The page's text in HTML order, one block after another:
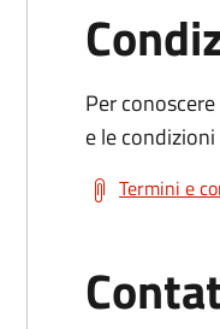
Per
e le
Termini e